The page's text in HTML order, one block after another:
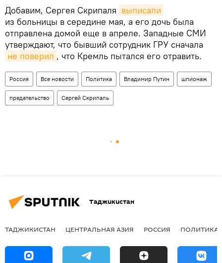
Добавим, Сергея Скрипаля выписали
из больницы в середине мая, а его дочь была
отправлена домой еще в апреле. Западные СМИ
утверждают, что бывший сотрудник ГРУ сначала
не поверил , что Кремль пытался его отравить.
Россия Все новости Политика Владимир Путин шпионаж
предательство Сергей Скрипаль
Таджикистан
ТАДЖИКИСТАН ЦЕНТРАЛЬНАЯ АЗИЯ РОССИЯ ПОЛИТИКА